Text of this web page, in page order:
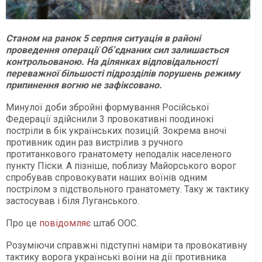
Станом на ранок 5 серпня ситуація в районі
проведення операції Об’єднаних сил залишається
контрольованою. На ділянках відповідальності
переважної більшості підрозділів порушень режиму
припинення вогню не зафіксовано.
Минулої доби збройні формування Російської
Федерації здійснили 3 провокативні поодинокі
постріли в бік українських позицій. Зокрема вночі
противник один раз вистрілив з ручного
протитанкового гранатомету неподалік населеного
пункту Піски. А пізніше, поблизу Майорського ворог
спробував спровокувати наших воїнів одним
пострілом з підствольного гранатомету. Таку ж тактику
застосував і біля Луганського.
Про це повідомляє штаб ООС.
Розуміючи справжні підступні наміри та провокативну
тактику ворога українські воїни на дії противника